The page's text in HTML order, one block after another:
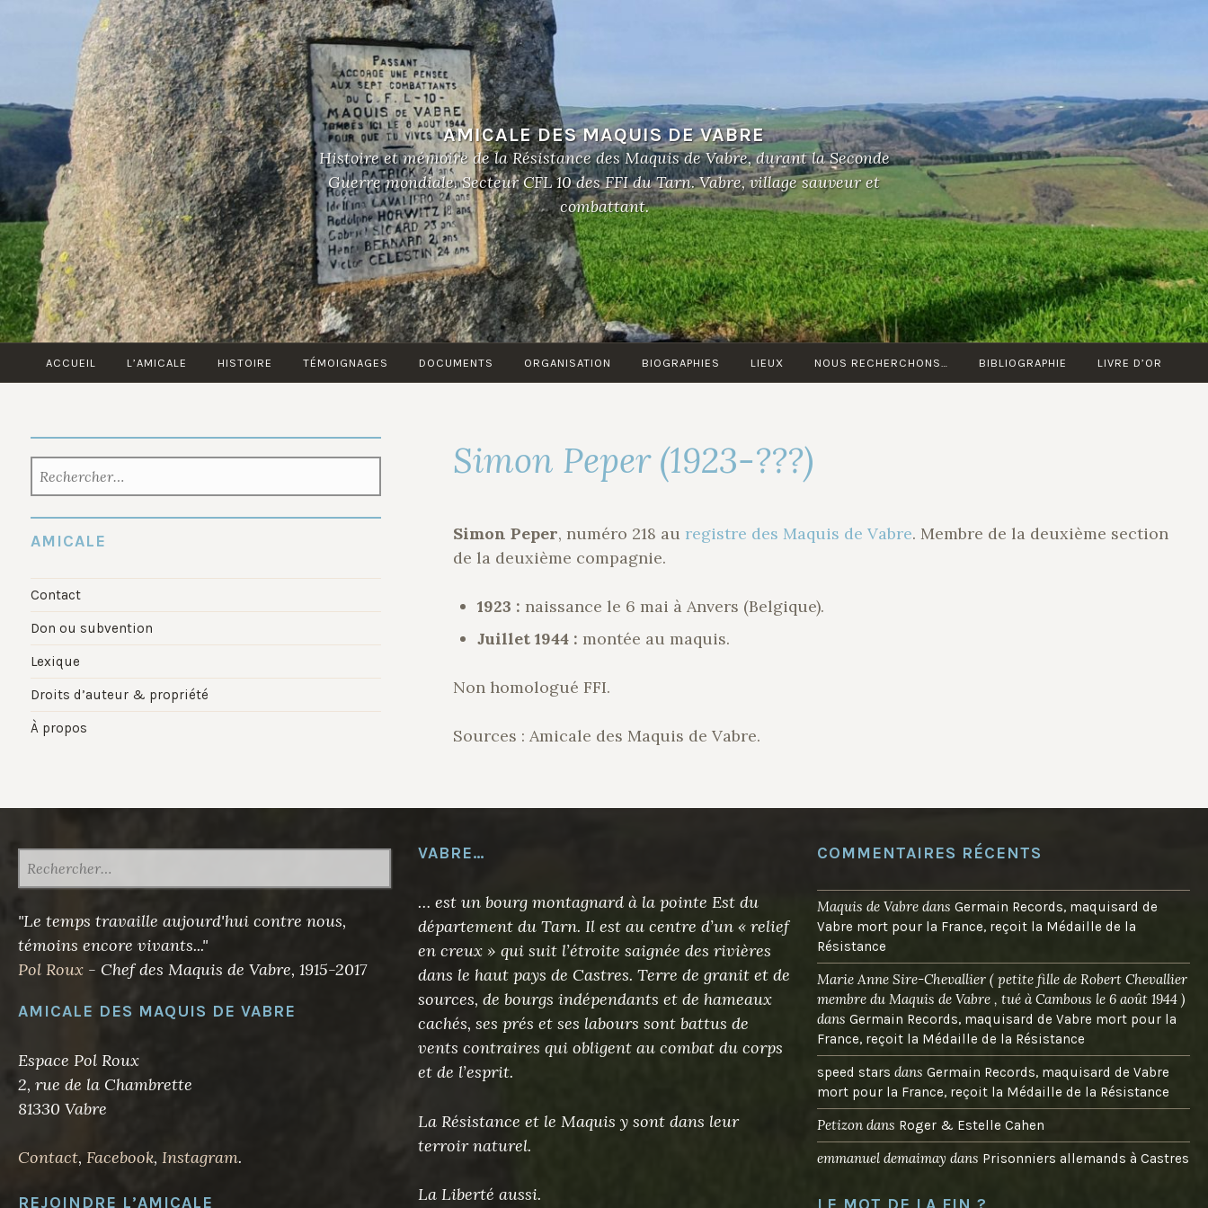
AMICALE DES MAQUIS DE VABRE
Histoire et mémoire de la Résistance des Maquis de Vabre, durant la Seconde
Guerre mondiale. Secteur CFL 10 des FFI du Tarn. Vabre, village sauveur et
combattant.
ACCUEIL L’AMICALE HISTOIRE TÉMOIGNAGES DOCUMENTS ORGANISATION BIOGRAPHIES LIEUX NOUS RECHERCHONS… BIBLIOGRAPHIE LIVRE D’OR
Simon Peper (1923-???)
Simon Peper, numéro 218 au registre des Maquis de Vabre. Membre de la deuxième section
de la deuxième compagnie.
1923 : naissance le 6 mai à Anvers (Belgique).
Juillet 1944 : montée au maquis.
Non homologué FFI.
Sources : Amicale des Maquis de Vabre.
AMICALE
Contact
Don ou subvention
Lexique
Droits d’auteur & propriété
À propos
"Le temps travaille aujourd'hui contre nous,
témoins encore vivants..."
Pol Roux - Chef des Maquis de Vabre, 1915-2017
AMICALE DES MAQUIS DE VABRE
Espace Pol Roux
2, rue de la Chambrette
81330 Vabre
Contact, Facebook, Instagram.
REJOINDRE L’AMICALE
VABRE…
… est un bourg montagnard à la pointe Est du
département du Tarn. Il est au centre d’un « relief
en creux » qui suit l’étroite saignée des rivières
dans le haut pays de Castres. Terre de granit et de
sources, de bourgs indépendants et de hameaux
cachés, ses prés et ses labours sont battus de
vents contraires qui obligent au combat du corps
et de l’esprit.
La Résistance et le Maquis y sont dans leur
terroir naturel.
La Liberté aussi.
COMMENTAIRES RÉCENTS
Maquis de Vabre dansGermain Records, maquisard de
Vabre mort pour la France, reçoit la Médaille de la
Résistance
Marie Anne Sire-Chevallier ( petite fille de Robert Chevallier
membre du Maquis de Vabre , tué à Cambous le 6 août 1944 )
dansGermain Records, maquisard de Vabre mort pour la
France, reçoit la Médaille de la Résistance
speed stars dansGermain Records, maquisard de Vabre
mort pour la France, reçoit la Médaille de la Résistance
Petizon dans Roger & Estelle Cahen
emmanuel demaimay dans Prisonniers allemands à Castres